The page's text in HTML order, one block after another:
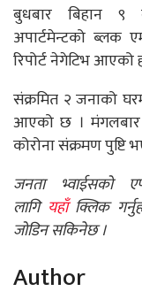
बुधबार बिहान ९
अपार्टमेन्टको ब्लक
रिपोर्ट नेगेटिभ आएको
संक्रमित २ जनाको
आएको छ । मंगलबार
कोरोना संक्रमण पुष्टि
जनता भ्वाईसको
लागि यहाँक्लिक
जोडिन सकिनेछ ।
Author